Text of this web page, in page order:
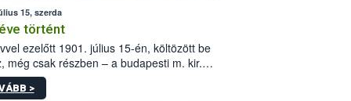
15, szerda
történt
ezelőtt 1901. július 15-én, költözött be
még csak részben – a budapesti m. kir.
állomás a Kis Rókus utca
alatti, Czigler Győző által tervezett új
>